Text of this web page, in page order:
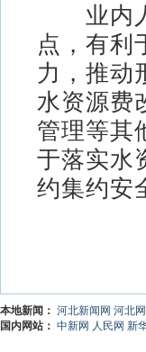
业内人
点，有利
力，推动
水资源费
管理等其
于落实水
约集约安
本地新闻： 河北新闻网 河北
国内网站： 中新网 人民网 新